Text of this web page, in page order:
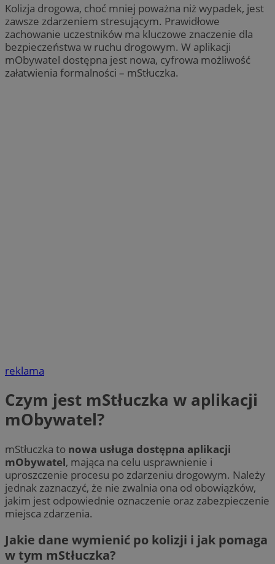
Kolizja drogowa, choć mniej poważna niż wypadek, jest
zawsze zdarzeniem stresującym. Prawidłowe
zachowanie uczestników ma kluczowe znaczenie dla
bezpieczeństwa w ruchu drogowym. W aplikacji
mObywatel dostępna jest nowa, cyfrowa możliwość
załatwienia formalności – mStłuczka.
reklama
Czym jest mStłuczka w aplikacji
mObywatel?
mStłuczka to nowa usługa dostępna aplikacji
mObywatel, mająca na celu usprawnienie i
uproszczenie procesu po zdarzeniu drogowym. Należy
jednak zaznaczyć, że nie zwalnia ona od obowiązków,
jakim jest odpowiednie oznaczenie oraz zabezpieczenie
miejsca zdarzenia.
Jakie dane wymienić po kolizji i jak pomaga
w tym mStłuczka?